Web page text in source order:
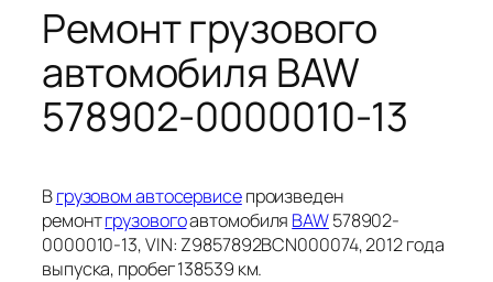
Ремонт грузового
автомобиля BAW
578902-0000010-13
Вгрузовом автосервисепроизведен
ремонтгрузовогоавтомобиля BAW578902-
0000010-13, VIN: Z9857892BCN000074, 2012 года
выпуска, пробег 138539 км.